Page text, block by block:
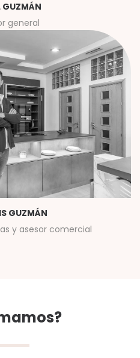
GUZMÁN
general
GUZMÁN
y asesor comercial